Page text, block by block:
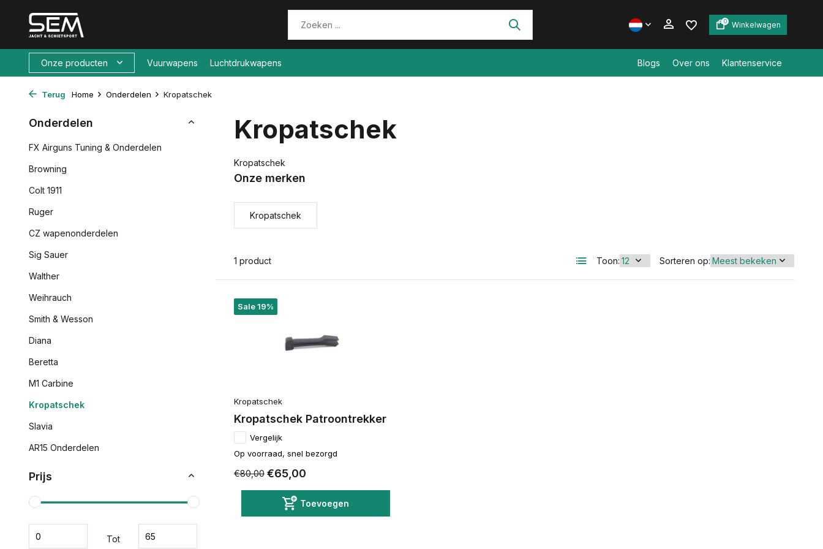
0 Winkelwagen
Onze producten Vuurwapens Luchtdrukwapens Blogs Over ons Klantenservice
Terug Home Onderdelen Kropatschek
Onderdelen
FX Airguns Tuning & Onderdelen
Browning
Colt 1911
Ruger
CZ wapenonderdelen
Sig Sauer
Walther
Weihrauch
Smith & Wesson
Diana
Beretta
M1 Carbine
Kropatschek
Slavia
AR15 Onderdelen
Prijs
Tot
Kropatschek
Kropatschek
Onze merken
Kropatschek
1 product Toon: Sorteren op:
Sale 19%
Kropatschek
Kropatschek Patroontrekker
Vergelijk
Op voorraad, snel bezorgd
€80,00 €65,00
Toevoegen